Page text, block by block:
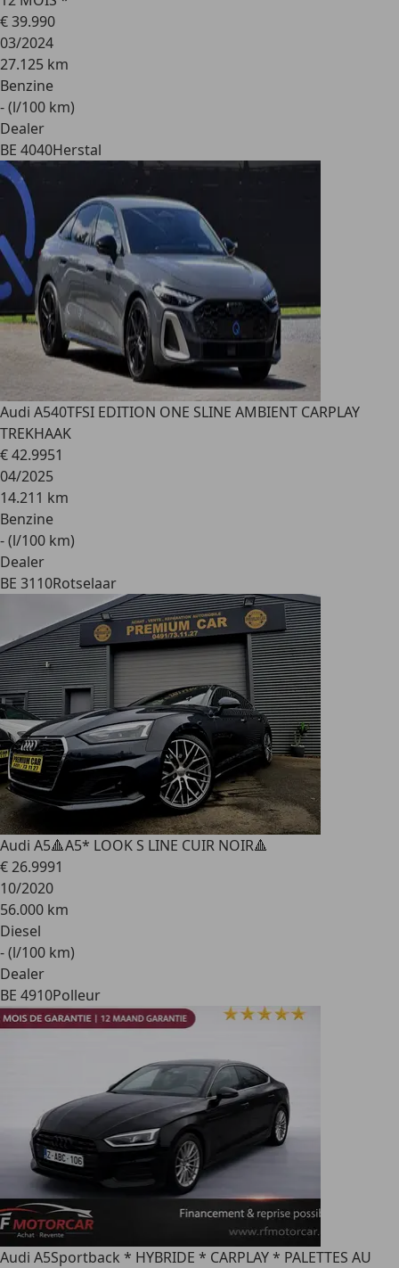
€ 39.990
03/2024
27.125 km
Benzine
- (l/100 km)
Dealer
BE 4040Herstal
Audi A540TFSI EDITION ONE SLINE AMBIENT CARPLAY
TREKHAAK
€ 42.9951
04/2025
14.211 km
Benzine
- (l/100 km)
Dealer
BE 3110Rotselaar
Audi A5🔺A5* LOOK S LINE CUIR NOIR🔺
€ 26.9991
10/2020
56.000 km
Diesel
- (l/100 km)
Dealer
BE 4910Polleur
Audi A5Sportback * HYBRIDE * CARPLAY * PALETTES AU